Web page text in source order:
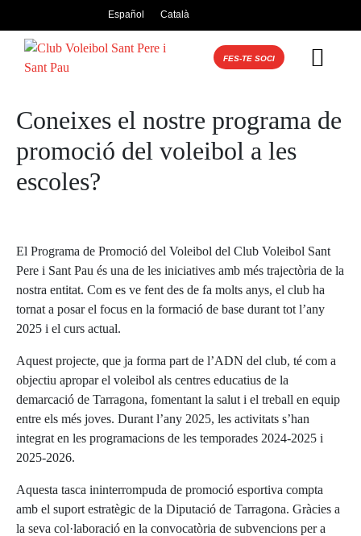
Español Català
FES-TE SOCI
Coneixes el nostre programa de
promoció del voleibol a les
escoles?
El Programa de Promoció del Voleibol del Club Voleibol Sant
Pere i Sant Pau és una de les iniciatives amb més trajectòria de la
nostra entitat. Com es ve fent des de fa molts anys, el club ha
tornat a posar el focus en la formació de base durant tot l’any
2025 i el curs actual.
Aquest projecte, que ja forma part de l’ADN del club, té com a
objectiu apropar el voleibol als centres educatius de la
demarcació de Tarragona, fomentant la salut i el treball en equip
entre els més joves. Durant l’any 2025, les activitats s’han
integrat en les programacions de les temporades 2024-2025 i
2025-2026.
Aquesta tasca ininterrompuda de promoció esportiva compta
amb el suport estratègic de la Diputació de Tarragona. Gràcies a
la seva col·laboració en la convocatòria de subvencions per a